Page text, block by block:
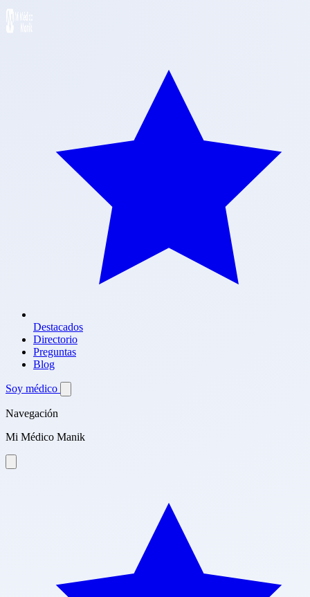
Destacados
Directorio
Preguntas
Blog
Soy médico
Navegación
Mi Médico Manik